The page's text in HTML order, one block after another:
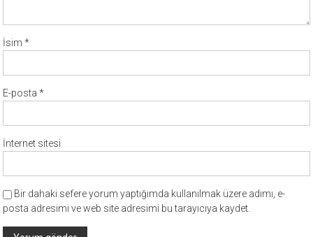
İsim*
E-posta*
İnternet sitesi
Bir dahaki sefere yorum yaptığımda kullanılmak üzere adımı, e-
posta adresimi ve web site adresimi bu tarayıcıya kaydet.